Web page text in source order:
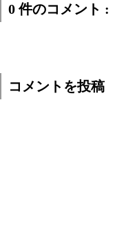
0 件のコメント :
コメントを投稿